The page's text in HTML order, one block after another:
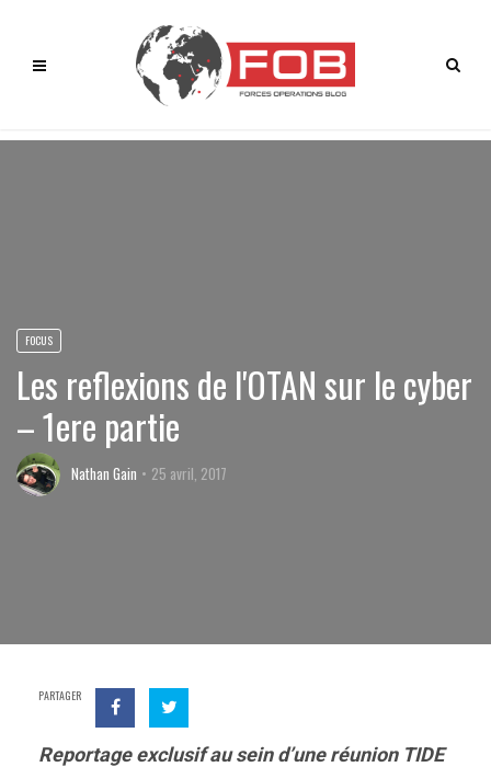
FOCUS
Les reflexions de l'OTAN sur le cyber
– 1ere partie
Nathan Gain 25 avril, 2017
PARTAGER
Reportage exclusif au sein d’une réunion TIDE